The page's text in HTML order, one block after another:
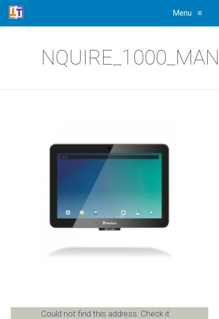
Menu ≡
Could not find this address. Check it